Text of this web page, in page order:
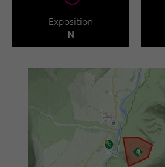
Exposition
N